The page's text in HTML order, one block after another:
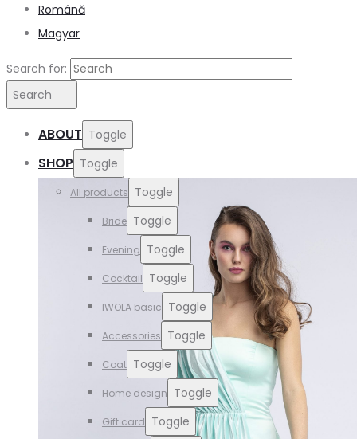
Română
Magyar
Search for:
Search
ABOUT Toggle
SHOP Toggle
All products Toggle
Bride Toggle
Evening Toggle
Cocktail Toggle
IWOLA basic Toggle
Accessories Toggle
Coat Toggle
Home design Toggle
Gift card Toggle